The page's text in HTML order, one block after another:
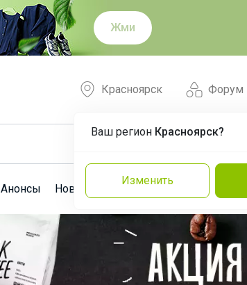
Жми
Форум
Красноярск
Ваш регион Красноярск?
Изменить
Анонсы Новости Команда